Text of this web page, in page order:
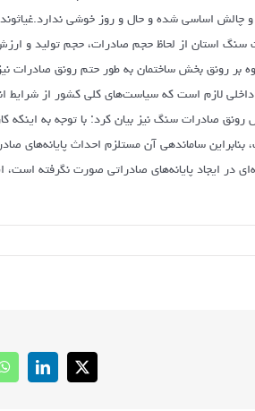
چالش اساسی شده و حال و روز خوشی
گفت: متاسفانه صنعت سنگ استان از لحاظ حجم صادرات، حجم
بر رونق بخش ساختمان به طور حتم رونق صادرات
داخلی لازم است که سیاست‌های کلی کشور از شرایط
صادرات سنگ نیز بیان کرد: با توجه به اینکه
ساماندهی آن مستلزم احداث پایانه‌های
ایجاد پایانه‌های صادراتی صورت نگرفته است،
X